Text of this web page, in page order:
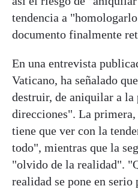
tendencia a
documento finalmente
En una entrevista
Vaticano, ha señalado
destruir, de aniquilar a la
direcciones". La primera,
tiene que ver con la
todo", mientras que la
"olvido de la realidad".
realidad se pone en